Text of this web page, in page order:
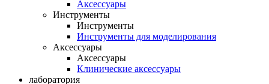
Аксессуары
Инструменты
Инструменты
Инструменты для моделирования
Аксессуары
Аксессуары
Клинические аксессуары
лаборатория